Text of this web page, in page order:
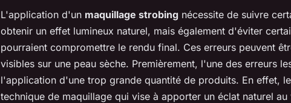
L'application d'un maquillage strobing nécessite de suivre
obtenir un effet lumineux naturel, mais également d'éviter
pourraient compromettre le rendu final. Ces erreurs peuvent
visibles sur une peau sèche. Premièrement, l'une des erreurs
l'application d'une trop grande quantité de produits. En effet,
technique de maquillage qui vise à apporter un éclat naturel au